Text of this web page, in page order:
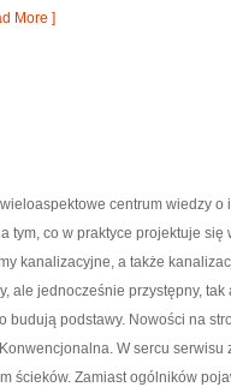
More ]
centrum wiedzy
tym, co w praktyce projektuje
kanalizacyjne, a także
ale jednocześnie przystępny,
budują podstawy. Nowości na
W sercu
ścieków. Zamiast ogólników